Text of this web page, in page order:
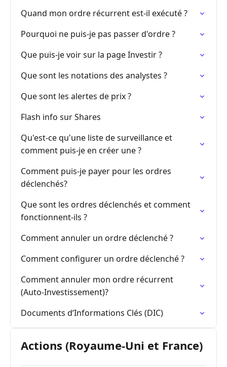
Quand mon ordre récurrent est-il exécuté ?
Pourquoi ne puis-je pas passer d'ordre ?
Que puis-je voir sur la page Investir ?
Que sont les notations des analystes ?
Que sont les alertes de prix ?
Flash info sur Shares
Qu'est-ce qu'une liste de surveillance et
comment puis-je en créer une ?
Comment puis-je payer pour les ordres
déclenchés?
Que sont les ordres déclenchés et comment
fonctionnent-ils ?
Comment annuler un ordre déclenché ?
Comment configurer un ordre déclenché ?
Comment annuler mon ordre récurrent
(Auto-Investissement)?
Documents d’Informations Clés (DIC)
Actions (Royaume-Uni et France)